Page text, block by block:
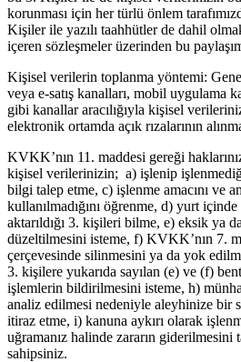
korunması için her türlü önlem
Kişiler ile yazılı taahhütler de dahil
içeren sözleşmeler üzerinden bu
Kişisel verilerin toplanma yöntemi:
veya e-satış kanalları, mobil uygulama
gibi kanallar aracılığıyla kişisel
elektronik ortamda açık rızalarının
KVKK’nın 11. maddesi gereği
kişisel verilerinizin; a) işlenip
bilgi talep etme, c) işlenme amacını ve
kullanılmadığını öğrenme, d) yurt içinde
aktarıldığı 3. kişileri bilme, e) eksik ya
düzeltilmesini isteme, f) KVKK’nın 7.
çerçevesinde silinmesini ya da yok
3. kişilere yukarıda sayılan (e) ve (f)
işlemlerin bildirilmesini isteme, h)
analiz edilmesi nedeniyle aleyhinize bir
itiraz etme, i) kanuna aykırı olarak
uğramanız halinde zararın giderilmesini
sahipsiniz.